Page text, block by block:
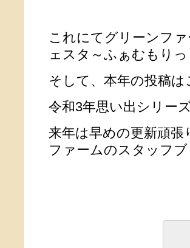
これにてグリーンフ
ェスタ～ふぁむもり
そして、本年の投稿
令和3年思い出シリー
来年は早めの更新頑
ファームのスタッフ